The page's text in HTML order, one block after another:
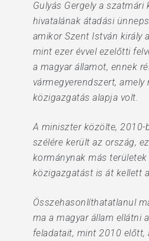
Gulyás Gergely a szatmári
hivatalának átadási
amikor Szent István király
mint ezer évvel ezelőtti
a magyar államot, ennek
vármegyerendszert, amely
közigazgatás alapja volt.
A miniszter közölte, 2010-
szélére került az ország,
kormánynak más
közigazgatást is át kellett
Összehasonlíthatatlanul
ma a magyar állam ellátni
feladatait, mint 2010 előtt,